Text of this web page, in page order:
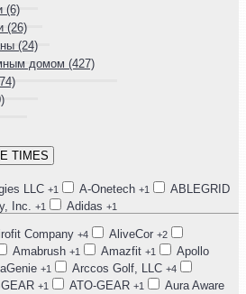
(6)
(26)
(24)
домом (427)
TIMES
LLC +1 A-Onetech +1 ABLEGRID
Inc. +1 Adidas +1
Company +4 AliveCor +2
Amabrush +1 Amazfit +1
Apollo
+1 Arccos Golf, LLC +4
+1 ATO-GEAR +1
Aura Aware